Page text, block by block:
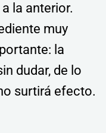
la anterior.
muy
la
dudar, de lo
surtirá efecto.